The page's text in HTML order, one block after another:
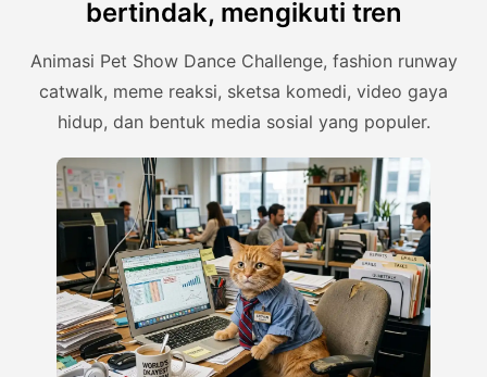
bertindak, mengikuti tren
Animasi Pet Show Dance Challenge, fashion runway
catwalk, meme reaksi, sketsa komedi, video gaya
hidup, dan bentuk media sosial yang populer.